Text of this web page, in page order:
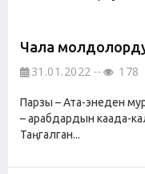
Чала
31.01.2022 178
Парзы – Ата-энеден
– арабдардын каада-
Таңгалган...